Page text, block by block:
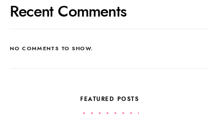
Recent Comments
NO COMMENTS TO SHOW.
FEATURED POSTS